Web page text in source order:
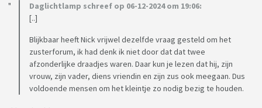
Daglichtlamp schreef op 06-12-2024 om 19:06:
[..]
Blijkbaar heeft Nick vrijwel dezelfde vraag gesteld om het
zusterforum, ik had denk ik niet door dat dat twee
afzonderlijke draadjes waren. Daar kun je lezen dat hij, zijn
vrouw, zijn vader, diens vriendin en zijn zus ook meegaan. Dus
voldoende mensen om het kleintje zo nodig bezig te houden.